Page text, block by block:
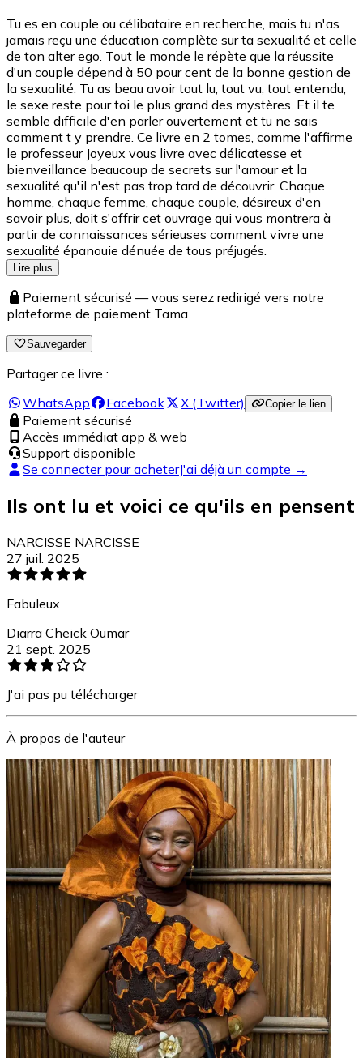
Tu es en couple ou célibataire en recherche, mais tu n'as
jamais reçu une éducation complète sur ta sexualité et celle
de ton alter ego. Tout le monde le répète que la réussite
d'un couple dépend à 50 pour cent de la bonne gestion de
la sexualité. Tu as beau avoir tout lu, tout vu, tout entendu,
le sexe reste pour toi le plus grand des mystères. Et il te
semble difficile d'en parler ouvertement et tu ne sais
comment t y prendre. Ce livre en 2 tomes, comme l'affirme
le professeur Joyeux vous livre avec délicatesse et
bienveillance beaucoup de secrets sur l'amour et la
sexualité qu'il n'est pas trop tard de découvrir. Chaque
homme, chaque femme, chaque couple, désireux d'en
savoir plus, doit s'offrir cet ouvrage qui vous montrera à
partir de connaissances sérieuses comment vivre une
sexualité épanouie dénuée de tous préjugés.
Lire plus
Paiement sécurisé — vous serez redirigé vers notre
plateforme de paiement Tama
Sauvegarder
Partager ce livre :
WhatsApp
Facebook X (Twitter) Copier le lien
Paiement sécurisé
Accès immédiat app & web
Support disponible
Se connecter pour acheterJ'ai déjà un compte →
Ils ont lu et voici ce qu'ils en pensent
NARCISSE NARCISSE
27 juil. 2025
Fabuleux
Diarra Cheick Oumar
21 sept. 2025
J'ai pas pu télécharger
À propos de l'auteur